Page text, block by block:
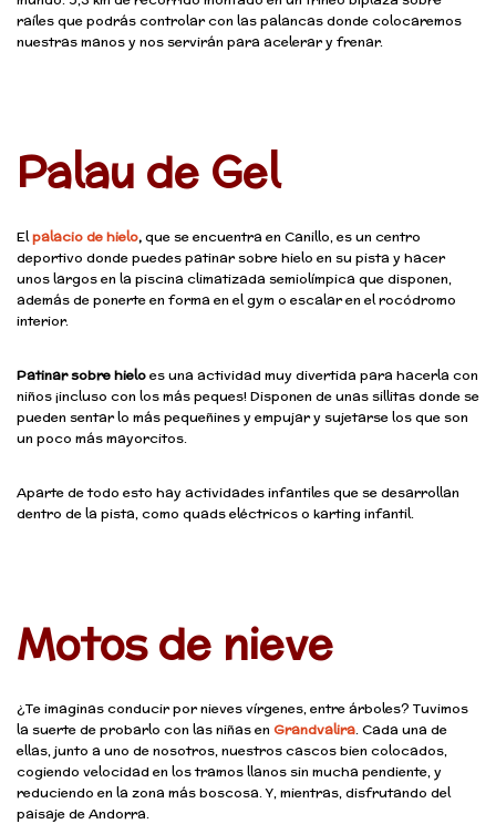
raíles que podrás controlar con las palancas donde colocaremos
nuestras manos y nos servirán para acelerar y frenar.
Palau de Gel
Elpalacio de hielo,que se encuentra en Canillo, es un centro
deportivo donde puedes patinar sobre hielo en su pista y hacer
unos largos en la piscina climatizada semiolímpica que disponen,
además de ponerte en forma en el gym o escalar en el rocódromo
interior.
Patinar sobre hieloes una actividad muy divertida para hacerla con
niños ¡incluso con los más peques! Disponen de unas sillitas donde se
pueden sentar lo más pequeñines y empujar y sujetarse los que son
un poco más mayorcitos.
Aparte de todo esto hay actividades infantiles que se desarrollan
dentro de la pista, como quads eléctricos o karting infantil.
Motos de nieve
¿Te imaginas conducir por nieves vírgenes, entre árboles? Tuvimos
la suerte de probarlo con las niñas en Grandvalira. Cada una de
ellas, junto a uno de nosotros, nuestros cascos bien colocados,
cogiendo velocidad en los tramos llanos sin mucha pendiente, y
reduciendo en la zona más boscosa. Y, mientras, disfrutando del
paisaje de Andorra.